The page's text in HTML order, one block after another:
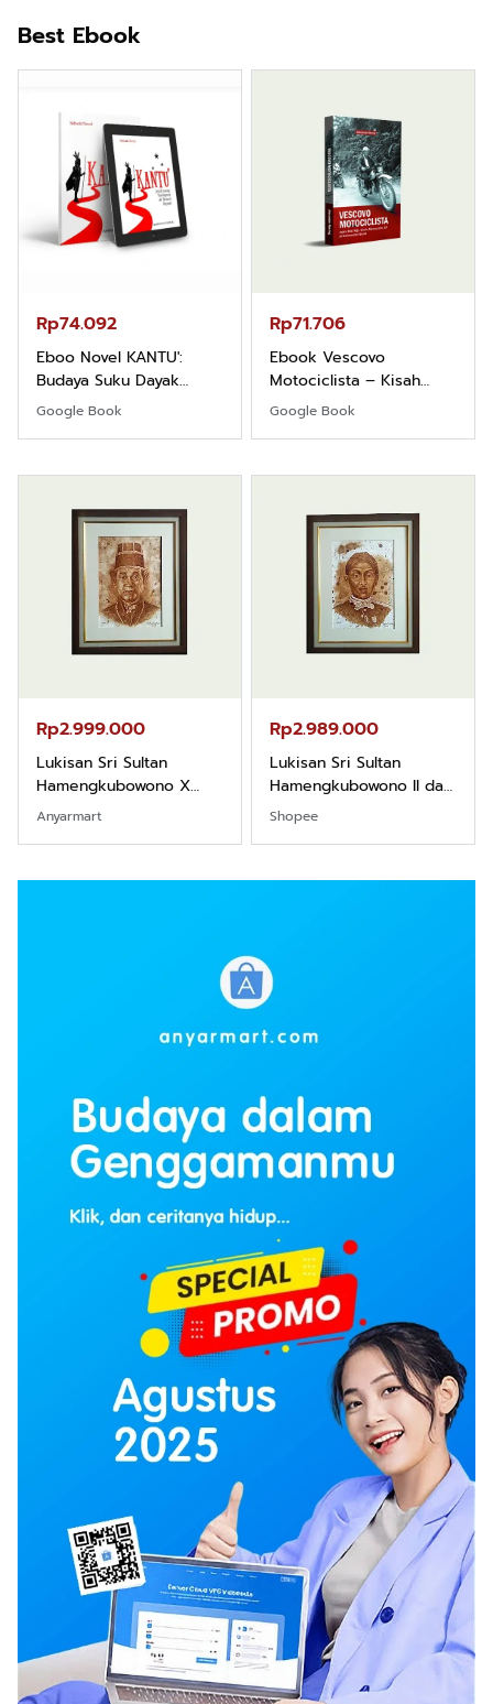
Best Ebook
Rp74.092
Eboo Novel KANTU':
Budaya Suku Dayak
Borneo
Google Book
Rp71.706
Ebook Vescovo
Motociclista – Kisah
Nyata Uskup Giulio
Google Book
Rp2.999.000
Lukisan Sri Sultan
Hamengkubowono X
dari Kopi Karya Rudi
Anyarmart
Rp2.989.000
Lukisan Sri Sultan
Hamengkubowono II dari
Kopi Karya Rudi Winarso
Shopee